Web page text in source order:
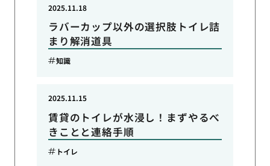
ラバーカップ以外の選択肢トイレ詰
まり解消道具
2025.11.18
知識
賃貸のトイレが水浸し！まずやるべ
きことと連絡手順
2025.11.15
トイレ